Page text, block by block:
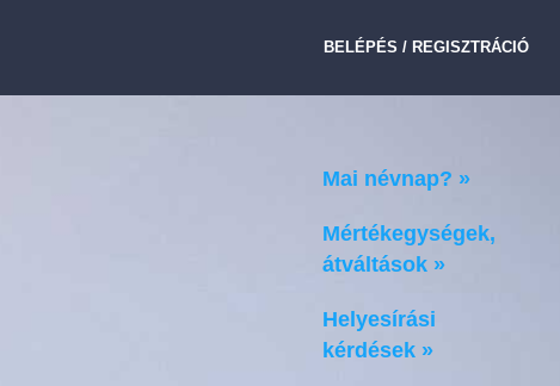
BELÉPÉS / REGISZTRÁCIÓ
Mai névnap? »
Mértékegységek,
átváltások »
Helyesírási
kérdések »